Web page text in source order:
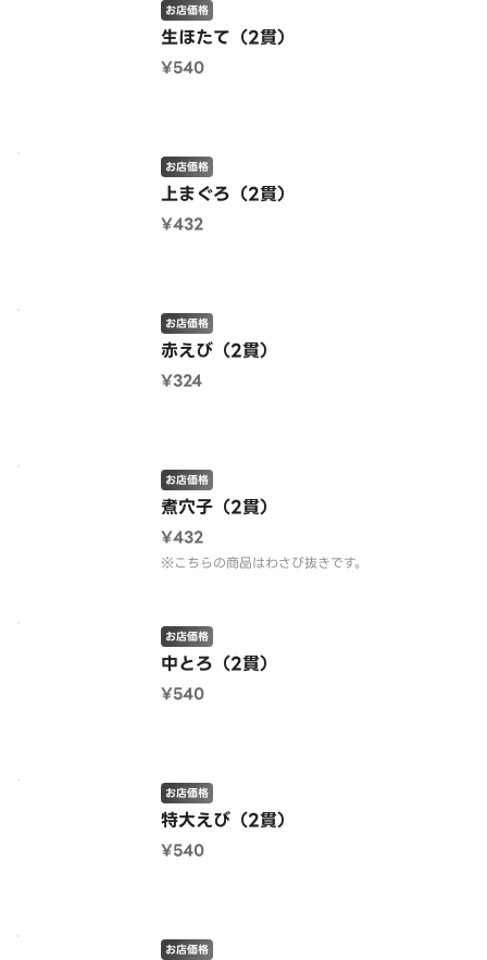
生ほたて（2貫）
お店価格
¥540
上まぐろ（2貫）
お店価格
¥432
赤えび（2貫）
お店価格
¥324
煮穴子（2貫）
お店価格
¥432
※こちらの商品はわさび抜きです。
中とろ（2貫）
お店価格
¥540
特大えび（2貫）
お店価格
¥540
お店価格